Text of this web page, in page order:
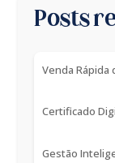
Posts
Venda Rápida
Certificado
Gestão